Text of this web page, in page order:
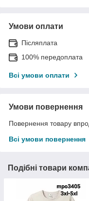
Умови оплати
Післяплата
100% передоплата
Всі умови оплати
Умови повернення
Повернення товару
Всі умови повернення
Подібні товари